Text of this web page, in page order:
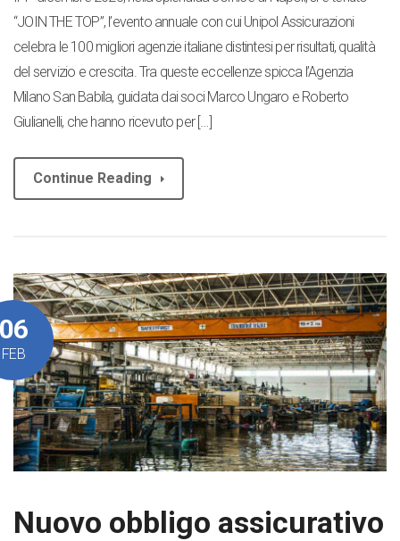
“JOIN THE TOP”, l’evento annuale con cui Unipol Assicurazioni
celebra le 100 migliori agenzie italiane distintesi per risultati, qualità
del servizio e crescita. Tra queste eccellenze spicca l’Agenzia
Milano San Babila, guidata dai soci Marco Ungaro e Roberto
Giulianelli, che hanno ricevuto per […]
Continue Reading
FEB
Nuovo obbligo assicurativo